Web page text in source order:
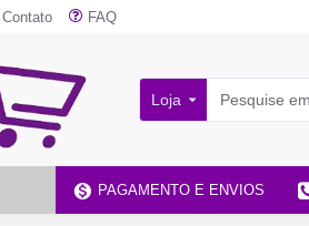
Contato FAQ
Loja
PAGAMENTO E ENVIOS